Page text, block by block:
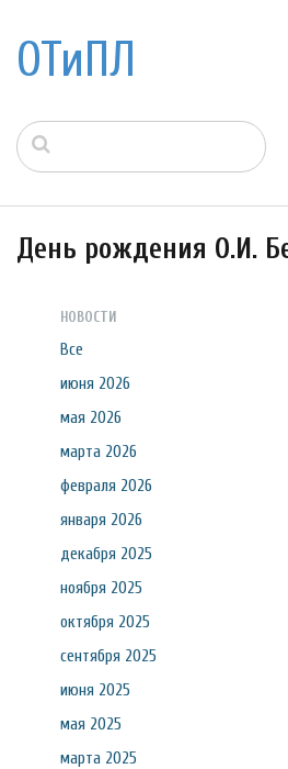
ОТиПЛ
День рождения О.И.
НОВОСТИ
Все
июня 2026
мая 2026
марта 2026
февраля 2026
января 2026
декабря 2025
ноября 2025
октября 2025
сентября 2025
июня 2025
мая 2025
марта 2025